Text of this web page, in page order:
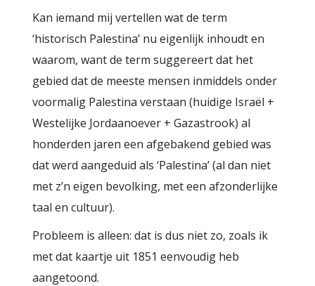
Kan iemand mij vertellen wat de term
‘historisch Palestina’ nu eigenlijk inhoudt en
waarom, want de term suggereert dat het
gebied dat de meeste mensen inmiddels onder
voormalig Palestina verstaan (huidige Israël +
Westelijke Jordaanoever + Gazastrook) al
honderden jaren een afgebakend gebied was
dat werd aangeduid als ‘Palestina’ (al dan niet
met z’n eigen bevolking, met een afzonderlijke
taal en cultuur).
Probleem is alleen: dat is dus niet zo, zoals ik
met dat kaartje uit 1851 eenvoudig heb
aangetoond.